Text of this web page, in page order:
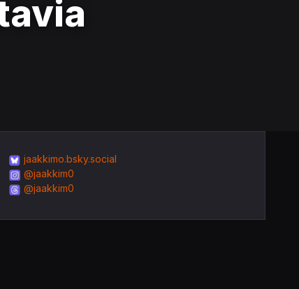
jaakkimo.bsky.social
@jaakkim0
@jaakkim0